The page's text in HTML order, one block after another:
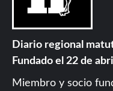
Diario regional
Fundado el 22 de
Miembro y socio